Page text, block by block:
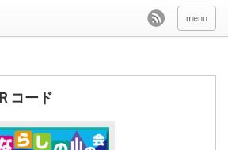
menu
コード